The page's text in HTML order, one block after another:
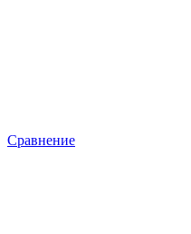
Сравнение